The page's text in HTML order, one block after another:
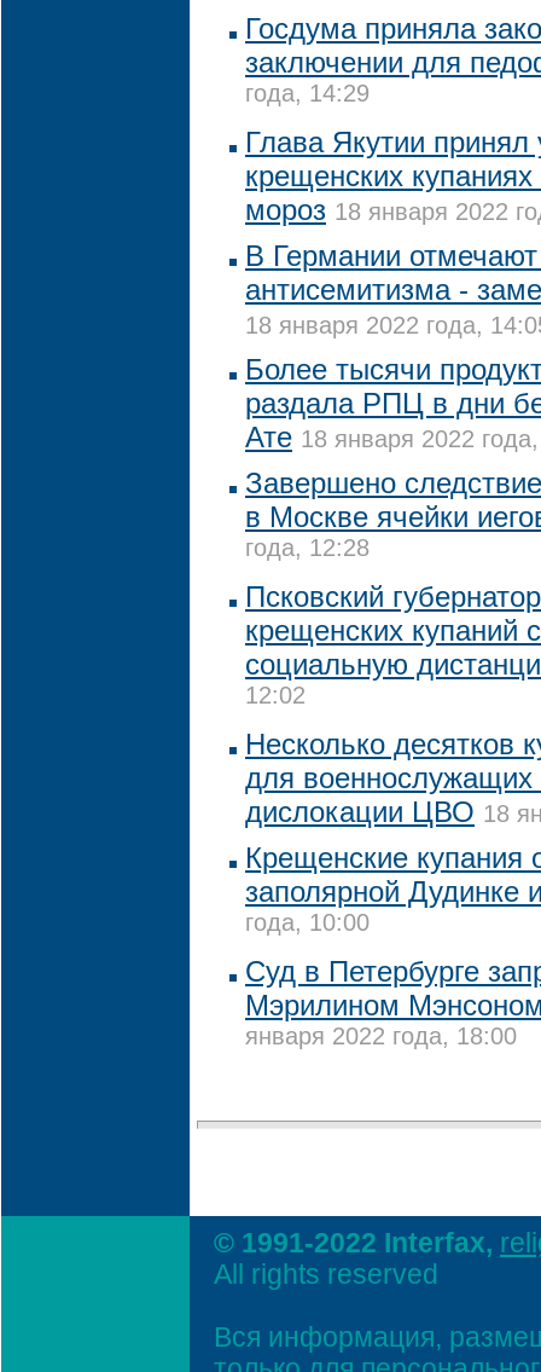
Госдума приняла
заключении для
года, 14:29
Глава Якутии принял
крещенских
мороз 18 января 2022
В Германии отмечают
антисемитизма -
18 января 2022 года,
Более тысячи
раздала РПЦ в дни
Ате 18 января 2022
Завершено
в Москве ячейки
года, 12:28
Псковский
крещенских купаний
социальную
12:02
Несколько десятков
для военнослужащих
дислокации ЦВО 18
Крещенские купания
заполярной Дудинке
года, 10:00
Суд в Петербурге
Мэрилином
января 2022 года, 18:00
© 1991-2022 Interfax,
All rights reserved
Вся информация,